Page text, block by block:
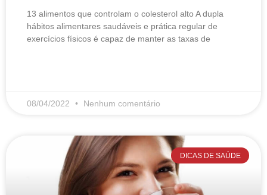
13 alimentos que controlam o colesterol alto​ A dupla
hábitos alimentares saudáveis e prática regular de
exercícios físicos é capaz de manter as taxas de
08/04/2022 Nenhum comentário
DICAS DE SAÚDE